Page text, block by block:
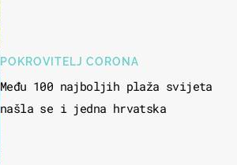
POKROVITELJ CORONA
Među 100 najboljih plaža svijeta
našla se i jedna hrvatska